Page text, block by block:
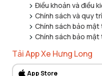
Điều khoản và điều
Chính sách và quy
Chính sách bảo
Chính sách bảo
Tải App Xe Hưng Long
App Store